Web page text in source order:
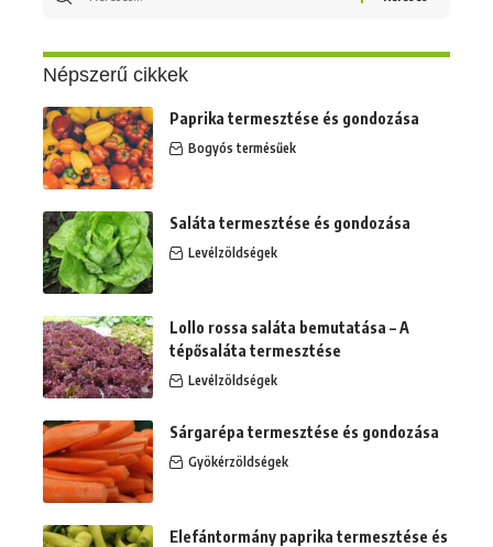
Népszerű cikkek
Paprika termesztése és gondozása
Bogyós termésűek
Saláta termesztése és gondozása
Levélzöldségek
Lollo rossa saláta bemutatása – A
tépősaláta termesztése
Levélzöldségek
Sárgarépa termesztése és gondozása
Gyökérzöldségek
Elefántormány paprika termesztése és